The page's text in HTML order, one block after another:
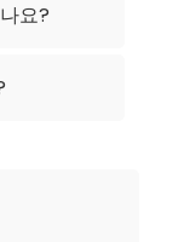
요?